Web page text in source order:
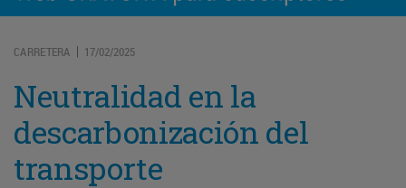
CARRETERA | 17/02/2025
Neutralidad en la
descarbonización del
transporte